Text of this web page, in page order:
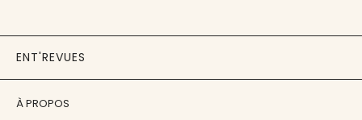
ENT'REVUES
À PROPOS